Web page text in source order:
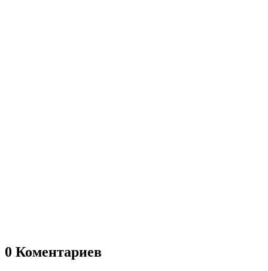
0 Коментариев